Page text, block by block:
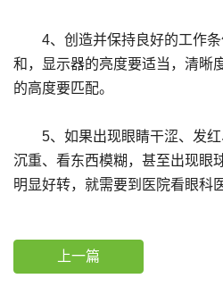
4、创造并保持良好的工作条
和，显示器的亮度要适当，清晰
的高度要匹配。
5、如果出现眼睛干涩、发红
沉重、看东西模糊，甚至出现眼
明显好转，就需要到医院看眼科
上一篇